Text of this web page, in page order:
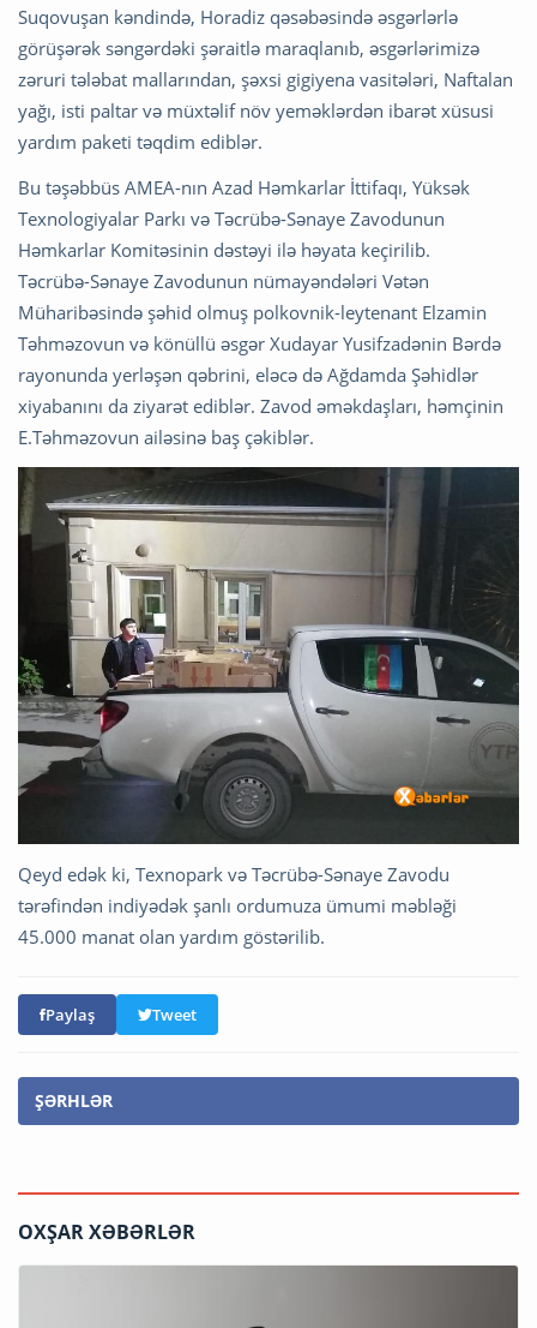
Suqovuşan kəndində, Horadiz qəsəbəsində əsgərlərlə
görüşərək səngərdəki şəraitlə maraqlanıb, əsgərlərimizə
zəruri tələbat mallarından, şəxsi gigiyena vasitələri, Naftalan
yağı, isti paltar və müxtəlif növ yeməklərdən ibarət xüsusi
yardım paketi təqdim ediblər.
Bu təşəbbüs AMEA-nın Azad Həmkarlar İttifaqı, Yüksək
Texnologiyalar Parkı və Təcrübə-Sənaye Zavodunun
Həmkarlar Komitəsinin dəstəyi ilə həyata keçirilib.
Təcrübə-Sənaye Zavodunun nümayəndələri Vətən
Müharibəsində şəhid olmuş polkovnik-leytenant Elzamin
Təhməzovun və könüllü əsgər Xudayar Yusifzadənin Bərdə
rayonunda yerləşən qəbrini, eləcə də Ağdamda Şəhidlər
xiyabanını da ziyarət ediblər. Zavod əməkdaşları, həmçinin
E.Təhməzovun ailəsinə baş çəkiblər.
Qeyd edək ki, Texnopark və Təcrübə-Sənaye Zavodu
tərəfindən indiyədək şanlı ordumuza ümumi məbləği
45.000 manat olan yardım göstərilib.
Paylaş Tweet
ŞƏRHLƏR
OXŞAR XƏBƏRLƏR